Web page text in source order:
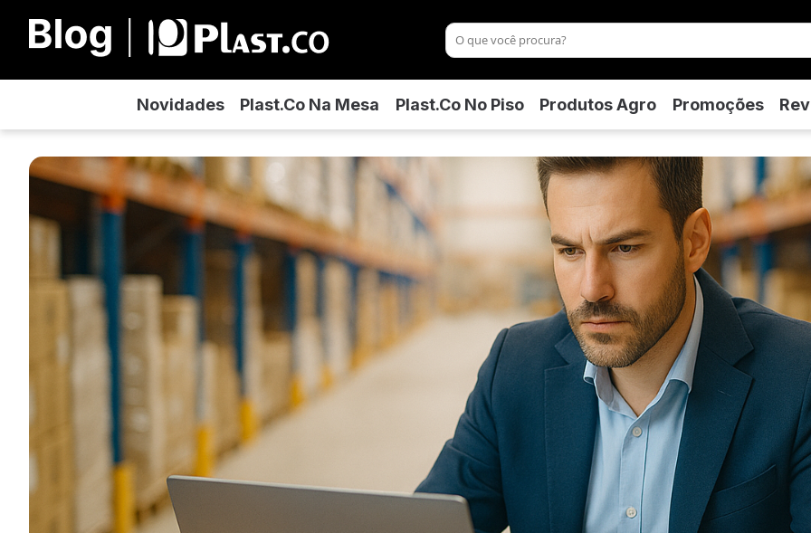
Novidades Plast.co Na Mesa Plast.co No Piso Produtos Agro Promoções